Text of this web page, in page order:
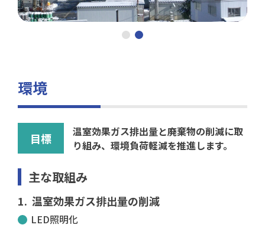
環境
目標
温室効果ガス排出量と廃棄物の削減に取
り組み、環境負荷軽減を推進します。
主な取組み
温室効果ガス排出量の削減
LED照明化